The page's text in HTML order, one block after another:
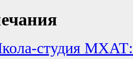
студия